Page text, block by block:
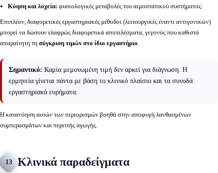
Κύηση και λοχεία: φυσιολογικές μεταβολές του αιμοστατικού συστήματος.
Επιπλέον, διαφορετικές εργαστηριακές μέθοδοι (λειτουργικές έναντι αντιγονικών)
μπορεί να δώσουν ελαφρώς διαφορετικά αποτελέσματα, γεγονός που καθιστά
απαραίτητη τη σύγκριση τιμών στο ίδιο εργαστήριο.
Σημαντικό: Καμία μεμονωμένη τιμή δεν αρκεί για διάγνωση. Η
ερμηνεία γίνεται πάντα με βάση το κλινικό πλαίσιο και τα συνοδά
εργαστηριακά ευρήματα.
Η κατανόηση αυτών των περιορισμών βοηθά στην αποφυγή λανθασμένων
συμπερασμάτων και περιττής αγωγής.
13 Κλινικά παραδείγματα